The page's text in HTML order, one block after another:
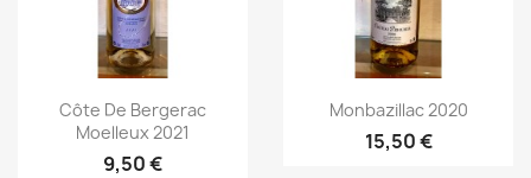
Aperçu rapide
Côte De Bergerac
Moelleux 2021
9,50 €
Aperçu rapide
Monbazillac 2020
15,50 €